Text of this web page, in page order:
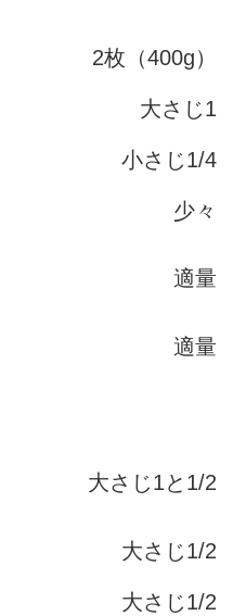
2枚（400g）
大さじ1
小さじ1/4
少々
適量
適量
大さじ1と1/2
大さじ1/2
大さじ1/2